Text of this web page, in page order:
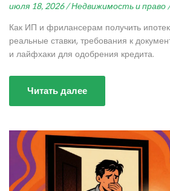
июля 18, 2026 / Недвижимость и право /
Как ИП и фрилансерам получить
реальные ставки, требования к
и лайфхаки для одобрения кредита.
Читать далее